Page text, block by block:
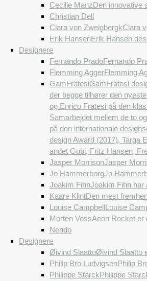
Cecilie ManzDen innovative
Christian Dell
Clara von ZweigbergkClara
Erik HansenErik Hansen
Designere
Fernando PradoFernando
Flemming AggerFlemming
GamFratesiGamFratesi
der begge tilhører den
og Enrico Fratesi på den
Samarbejdet mellem de to
på den internationale
design Award (2017), Targa
andet Gubi, Fritz Hansen,
Jasper MorrisonJasper
Jo HammerborgJo
Joakim FihnJoakim Fihn har
Kaare KlintDen mest
Louise CampbellLouise
Morten VossAeon Rocket er
Nendo
Designere
Øivind SlaattoØivind Slaatto
Philip Bro LudvigsenPhilip
Philippe StarckPhilippe